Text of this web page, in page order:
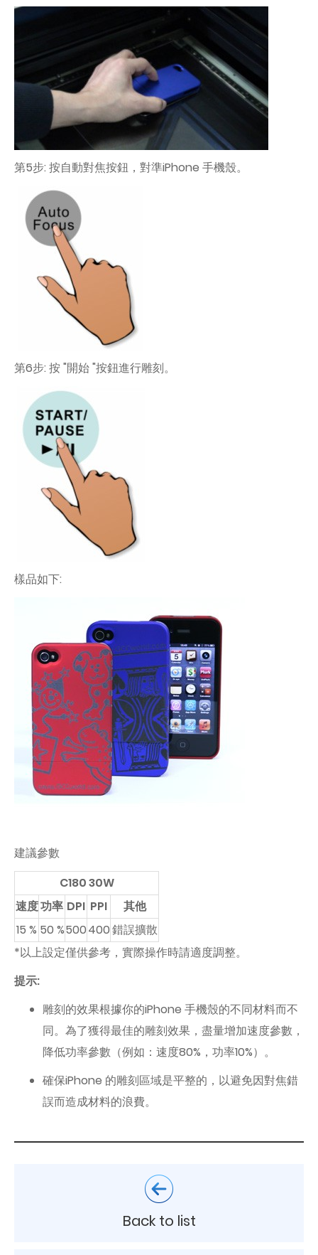
第5步: 按自動對焦按鈕，對準iPhone 手機殼。
第6步: 按 "開始 "按鈕進行雕刻。
樣品如下:
建議參數
C180 30W
速度功率 DPI PPI
其他
15 % 50 %500400錯誤擴散
*以上設定僅供參考，實際操作時請適度調整。
提示:
雕刻的效果根據你的iPhone 手機殼的不同材料而不
同。為了獲得最佳的雕刻效果，盡量增加速度參數，
降低功率參數（例如：速度80%，功率10%）。
確保iPhone 的雕刻區域是平整的，以避免因對焦錯
誤而造成材料的浪費。
Back to list